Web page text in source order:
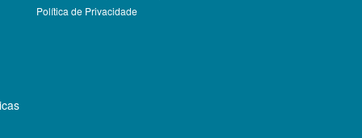
Política de Privacidade